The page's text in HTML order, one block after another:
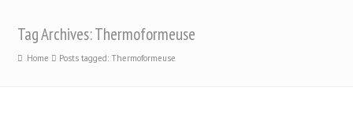
Tag Archives: Thermoformeuse
Home Posts tagged: Thermoformeuse